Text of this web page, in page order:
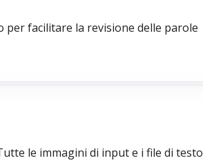
facilitare la revisione delle parole
le immagini di input e i file di testo